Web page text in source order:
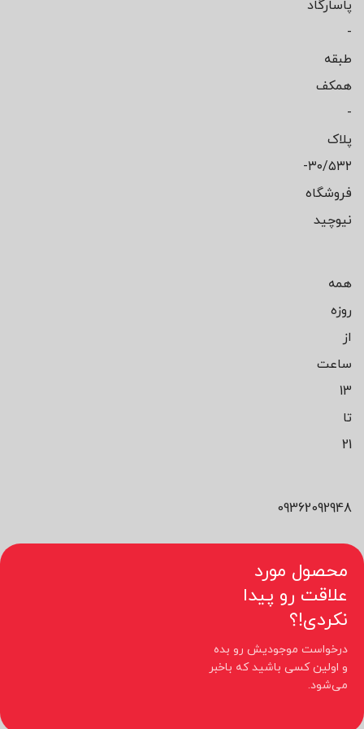
پاسارگاد
-
طبقه
همکف
-
پلاک
۳۰/۵۳۲-
فروشگاه
نیوچید
همه
روزه
از
ساعت
13
تا
21
09362092948
محصول مورد
علاقت رو پیدا
نکردی!؟
درخواست موجودیش رو بده
و اولین کسی باشید که باخبر
می‌شود.